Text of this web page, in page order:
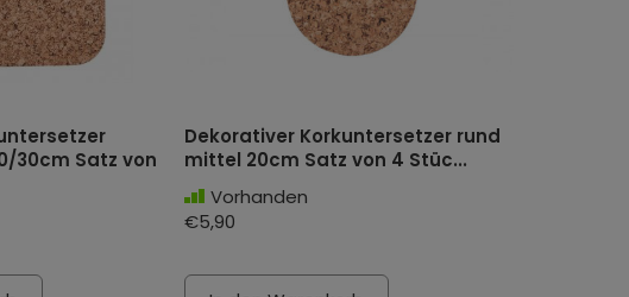
30cm Satz von
Dekorativer Korkuntersetzer rund
mittel 20cm Satz von 4 Stüc...
Vorhanden
€5,90